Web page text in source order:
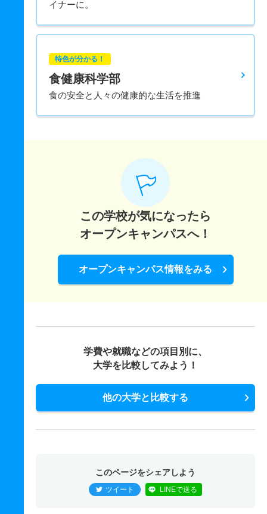
イナーに。
特色が分かる！
食健康科学部
食の安全と人々の健康的な生活を推進
この学校が気になったら
オープンキャンパスへ！
オープンキャンパス情報をみる
学費や就職などの項目別に、
大学を比較してみよう！
他の大学と比較する
このページをシェアしよう
ツイート LINEで送る